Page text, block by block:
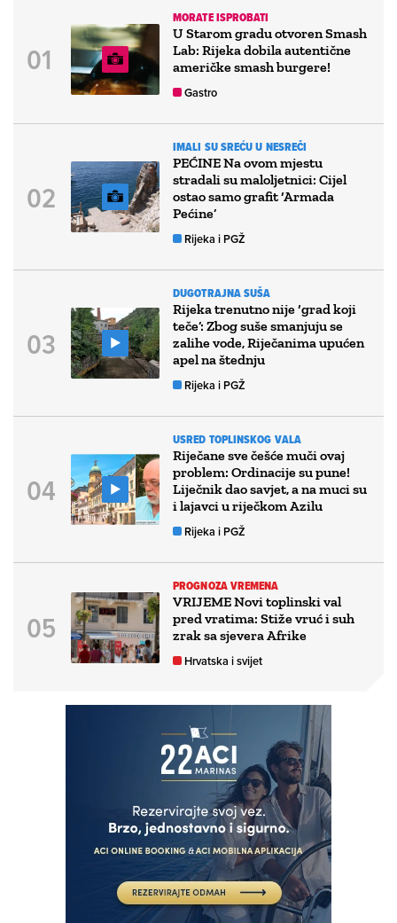
MORATE ISPROBATI
U Starom gradu otvoren Smash
Lab: Rijeka dobila autentične
američke smash burgere!
Gastro
IMALI SU SREĆU U NESREČI
PEĆINE Na ovom mjestu
stradali su maloljetnici: Cijel
ostao samo grafit ‘Armada
Pećine’
Rijeka i PGŽ
DUGOTRAJNA SUŠA
Rijeka trenutno nije ‘grad koji
teče’: Zbog suše smanjuju se
zalihe vode, Riječanima upućen
apel na štednju
Rijeka i PGŽ
USRED TOPLINSKOG VALA
Riječane sve češće muči ovaj
problem: Ordinacije su pune!
Liječnik dao savjet, a na muci su
i lajavci u riječkom Azilu
Rijeka i PGŽ
PROGNOZA VREMENA
VRIJEME Novi toplinski val
pred vratima: Stiže vruć i suh
zrak sa sjevera Afrike
Hrvatska i svijet